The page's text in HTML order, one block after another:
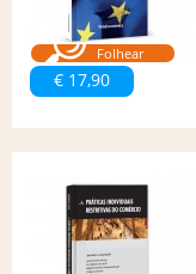
Folhear
€ 17,90